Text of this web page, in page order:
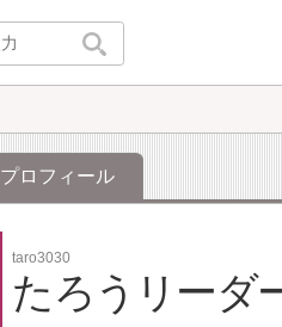
プロフィール
taro3030
たろうリーダ